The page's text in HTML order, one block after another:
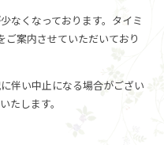
なくなっております。タイミ
ご案内させていただいており
伴い中止になる場合がござい
たします。